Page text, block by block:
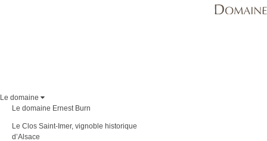
Le domaine
Le domaine Ernest Burn
Le Clos Saint-Imer, vignoble historique
d’Alsace